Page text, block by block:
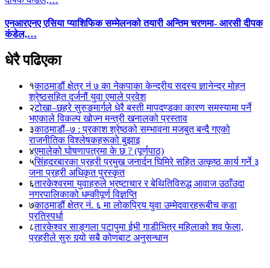
एनआरएनए एसिया प्याशिफिक सम्मेलनको तयारी अन्तिम चरणमा- आरसी दीपक
कंडेल,…
धेरै पढिएका
१काठमाडौं क्षेत्र नं ७ का नेकपाका केन्द्रीय सदस्य ज्ञानेन्द्र मोहन
श्रेष्ठसहित दर्जनौं युवा एमाले प्रवेश
२टोखा–छहरे सुरुङमार्गले धेरै बस्ती मापदण्डका कारण समस्यामा पर्ने
भएकाले विकल्प खोज्न मन्त्री खनालको प्रस्ताव
३काठमाडौं–७ : प्रकाश श्रेष्ठको सम्भावना मजबुत बन्दै गएको
राजनीतिक विश्लेषकहरूको बुझाइ
४एमालेको घोषणापत्रमा के छ ? (पूर्णपाठ)
५सिंहदरबारका प्रहरी प्रमुख जनार्दन घिमिरे सहित उत्कृष्ठ कार्य गर्ने ३
जना प्रहरी अधिकृत पुरस्कृत
६तारकेश्वरमा युवाहरुले भ्रष्टाचार र बेथितिविरुद्ध आवाज उठाँउदा
नगरपालिकाको धम्कीपूर्ण विज्ञप्ति
७काठमाडौं क्षेत्र नं. ६ मा लोकप्रिय युवा उम्मेदवारहरूबीच कडा
प्रतिस्पर्धा
८तारकेश्वर साङ्गला पटापुमा ईभी गाडीभित्र महिलाको शव फेला,
प्रहरीले सुरु गर्‍यो सबै कोणबाट अनुसन्धान